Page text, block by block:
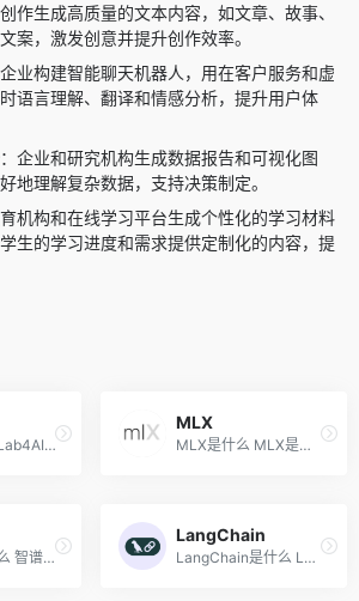
作生成高质量的文本内容，如文章、故事、
案，激发创意并提升创作效率。
业构建智能聊天机器人，用在客户服务和虚
语言理解、翻译和情感分析，提升用户体
：企业和研究机构生成数据报告和可视化图
地理解复杂数据，支持决策制定。
机构和在线学习平台生成个性化的学习材料
生的学习进度和需求提供定制化的内容，提
大模型实验室Lab4AI是什么 大...
MLX
MLX是什么 MLX是苹果的机器学...
智谱清流是什么 智谱清流是智...
LangChain
LangChain是什么 LangChain是...